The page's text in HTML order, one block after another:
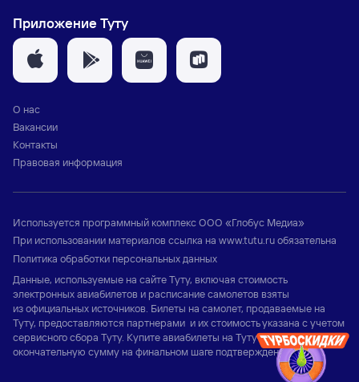
Приложение Туту
О нас
Вакансии
Контакты
Правовая информация
Используется программный комплексООО «Глобус Медиа»
При использовании материалов ссылка на www.tutu.ruобязательна
Политика обработки персональных данных
Данные, используемые на сайте Туту, включая стоимость
электронных авиабилетов и расписание самолетов взяты
из официальных источников. Билеты на самолет, продаваемые на
Туту, предоставляются партнерами и их стоимость указана с учетом
сервисного сбора Туту. Купите авиабилеты на Туту и узнайте
окончательную сумму на финальном шаге подтверждения заказа